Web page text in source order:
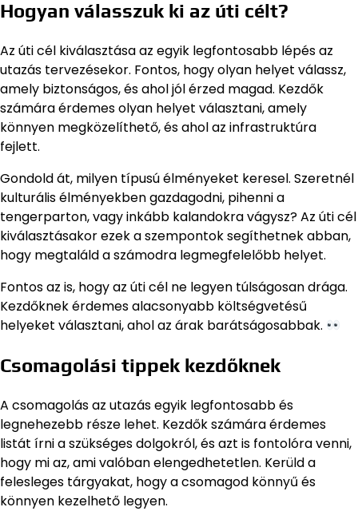
Hogyan válasszuk ki az úti célt?
Az úti cél kiválasztása az egyik legfontosabb lépés az
utazás tervezésekor. Fontos, hogy olyan helyet válassz,
amely biztonságos, és ahol jól érzed magad. Kezdők
számára érdemes olyan helyet választani, amely
könnyen megközelíthető, és ahol az infrastruktúra
fejlett.
Gondold át, milyen típusú élményeket keresel. Szeretnél
kulturális élményekben gazdagodni, pihenni a
tengerparton, vagy inkább kalandokra vágysz? Az úti cél
kiválasztásakor ezek a szempontok segíthetnek abban,
hogy megtaláld a számodra legmegfelelőbb helyet.
Fontos az is, hogy az úti cél ne legyen túlságosan drága.
Kezdőknek érdemes alacsonyabb költségvetésű
helyeket választani, ahol az árak barátságosabbak.
Csomagolási tippek kezdőknek
A csomagolás az utazás egyik legfontosabb és
legnehezebb része lehet. Kezdők számára érdemes
listát írni a szükséges dolgokról, és azt is fontolóra venni,
hogy mi az, ami valóban elengedhetetlen. Kerüld a
felesleges tárgyakat, hogy a csomagod könnyű és
könnyen kezelhető legyen.